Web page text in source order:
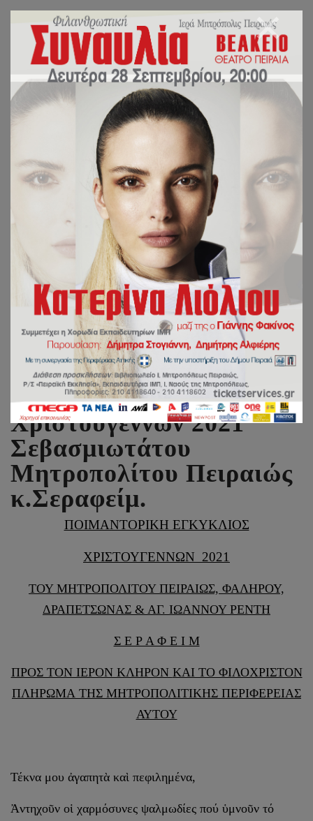
Ποιμαντορική Εγκύκλιος
Χριστουγέννων 2021
Σεβασμιωτάτου
Μητροπολίτου Πειραιώς
κ.Σεραφείμ.
ΠΟΙΜΑΝΤΟΡΙΚΗ ΕΓΚΥΚΛΙΟΣ
ΧΡΙΣΤΟΥΓΕΝΝΩΝ 2021
ΤΟΥ ΜΗΤΡΟΠΟΛΙΤΟΥ ΠΕΙΡΑΙΩΣ, ΦΑΛΗΡΟΥ,
ΔΡΑΠΕΤΣΩΝΑΣ & ΑΓ. ΙΩΑΝΝΟΥ ΡΕΝΤΗ
Σ Ε Ρ Α Φ Ε Ι Μ
ΠΡΟΣ ΤΟΝ ΙΕΡΟΝ ΚΛΗΡΟΝ ΚΑΙ ΤΟ ΦΙΛΟΧΡΙΣΤΟΝ
ΠΛΗΡΩΜΑ ΤΗΣ ΜΗΤΡΟΠΟΛΙΤΙΚΗΣ ΠΕΡΙΦΕΡΕΙΑΣ
ΑΥΤΟΥ
Τέκνα μου ἀγαπητὰ καὶ πεφιλημένα,
Ἀντηχοῦν οἱ χαρμόσυνες ψαλμωδίες πού ὑμνοῦν τό